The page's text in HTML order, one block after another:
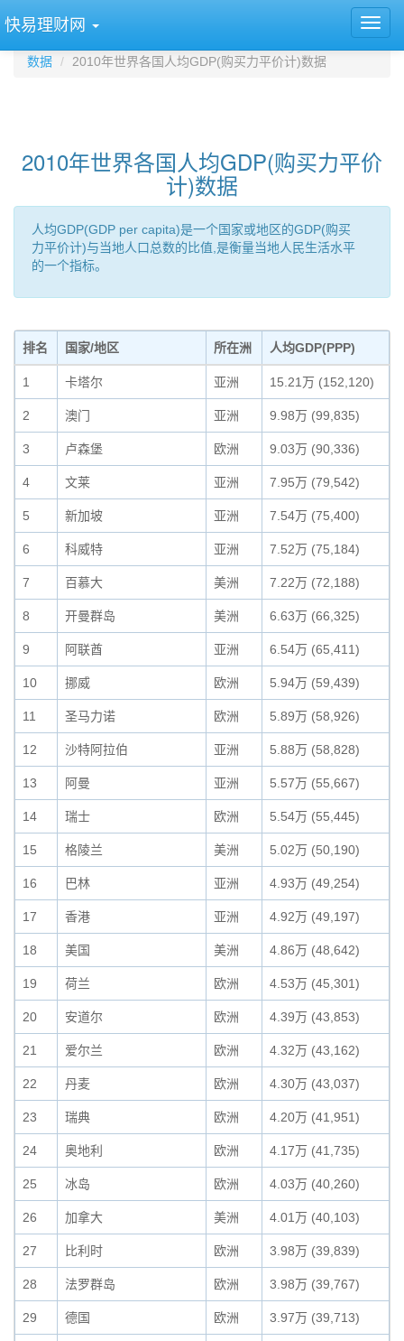
快易理财网
数据 2010年世界各国人均GDP(购买力平价计)数据
2010年世界各国人均GDP(购买力平价
计)数据
人均GDP(GDP per capita)是一个国家或地区的GDP(购买
力平价计)与当地人口总数的比值,是衡量当地人民生活水平
的一个指标。
排名 国家/地区 所在洲 人均GDP(PPP)
1 卡塔尔 亚洲 15.21万 (152,120)
2 澳门 亚洲 9.98万 (99,835)
3 卢森堡 欧洲 9.03万 (90,336)
4 文莱 亚洲 7.95万 (79,542)
5 新加坡 亚洲 7.54万 (75,400)
6 科威特 亚洲 7.52万 (75,184)
7 百慕大 美洲 7.22万 (72,188)
8 开曼群岛 美洲 6.63万 (66,325)
9 阿联酋 亚洲 6.54万 (65,411)
10 挪威 欧洲 5.94万 (59,439)
11 圣马力诺 欧洲 5.89万 (58,926)
12 沙特阿拉伯 亚洲 5.88万 (58,828)
13 阿曼 亚洲 5.57万 (55,667)
14 瑞士 欧洲 5.54万 (55,445)
15 格陵兰 美洲 5.02万 (50,190)
16 巴林 亚洲 4.93万 (49,254)
17 香港 亚洲 4.92万 (49,197)
18 美国 美洲 4.86万 (48,642)
19 荷兰 欧洲 4.53万 (45,301)
20 安道尔 欧洲 4.39万 (43,853)
21 爱尔兰 欧洲 4.32万 (43,162)
22 丹麦 欧洲 4.30万 (43,037)
23 瑞典 欧洲 4.20万 (41,951)
24 奥地利 欧洲 4.17万 (41,735)
25 冰岛 欧洲 4.03万 (40,260)
26 加拿大 美洲 4.01万 (40,103)
27 比利时 欧洲 3.98万 (39,839)
28 法罗群岛 欧洲 3.98万 (39,767)
29 德国 欧洲 3.97万 (39,713)